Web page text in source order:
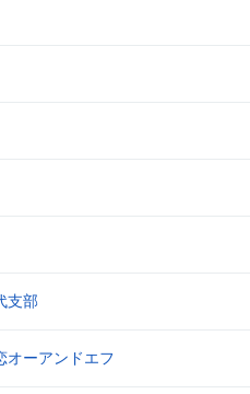
支部
オーアンドエフ